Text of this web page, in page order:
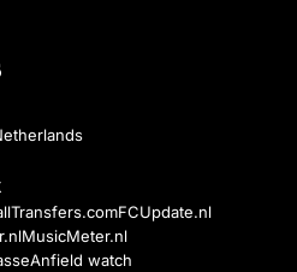
FCUpdate.nl
MusicMeter.nl
Anfield watch